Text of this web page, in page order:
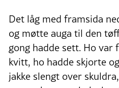
Det låg med framsida
og møtte auga til den
gong hadde sett. Ho
kvitt, ho hadde skjorte
jakke slengt over